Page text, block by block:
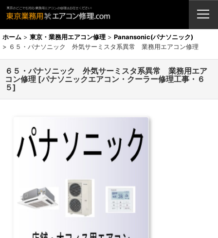
城）
ホーム > 東京・業務用エアコン修理 > Panansonic(パナソニック)
> ６５・パナソニック 外気サーミスタ系異常 業務用エアコン修理
６５・パナソニック 外気サーミスタ系異常 業務用エア
コン修理 [パナソニックエアコン・クーラー修理工事・６
５]